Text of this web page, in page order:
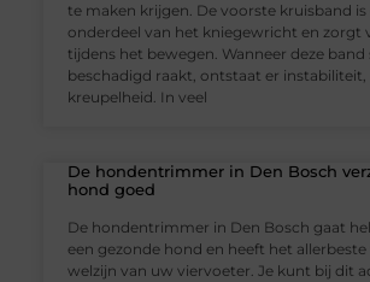
te maken krijgen. De voorste kruisband
onderdeel van het kniegewricht en zorgt
tijdens het bewegen. Wanneer deze
beschadigd raakt, ontstaat er instabiliteit,
kreupelheid. In veel
De hondentrimmer in Den Bosch
hond goed
De hondentrimmer in Den Bosch gaat
een gezonde hond en heeft het
welzijn van uw viervoeter. Je kunt bij dit